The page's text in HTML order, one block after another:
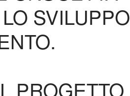
SVILUPPO
PROGETTO